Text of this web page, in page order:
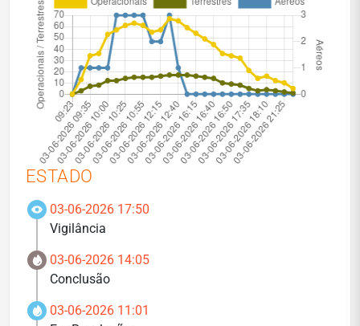
ESTADO
03-06-2026 17:50
Vigilância
03-06-2026 14:05
Conclusão
03-06-2026 11:01